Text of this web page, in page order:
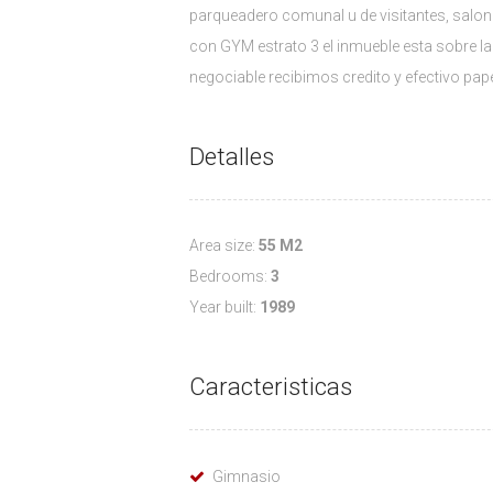
parqueadero comunal u de visitantes,
con GYM estrato 3 el inmueble esta sobre
negociable recibimos credito y efectivo
Detalles
Area size: 55 M2
Bedrooms: 3
Year built: 1989
Caracteristicas
Gimnasio